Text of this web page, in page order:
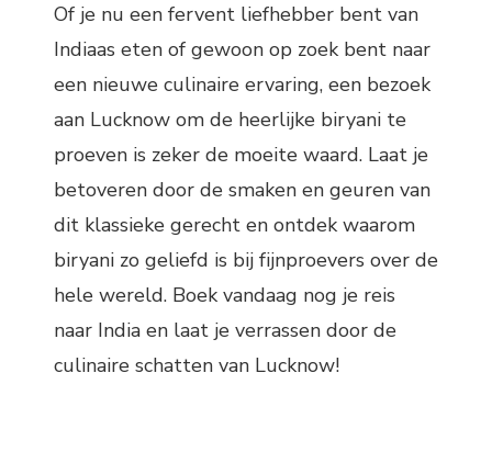
Of je nu een fervent liefhebber bent van
Indiaas eten of gewoon op zoek bent naar
een nieuwe culinaire ervaring, een bezoek
aan Lucknow om de heerlijke biryani te
proeven is zeker de moeite waard. Laat je
betoveren door de smaken en geuren van
dit klassieke gerecht en ontdek waarom
biryani zo geliefd is bij fijnproevers over de
hele wereld. Boek vandaag nog je reis
naar India en laat je verrassen door de
culinaire schatten van Lucknow!